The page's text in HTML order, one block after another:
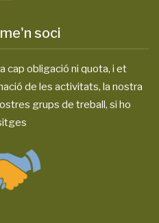
soci
cap obligació ni quota, i et
de les activitats, la nostra
grups de treball, si ho